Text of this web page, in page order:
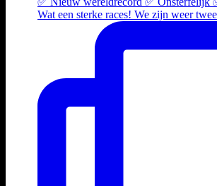
Wat een sterke races! We zijn weer